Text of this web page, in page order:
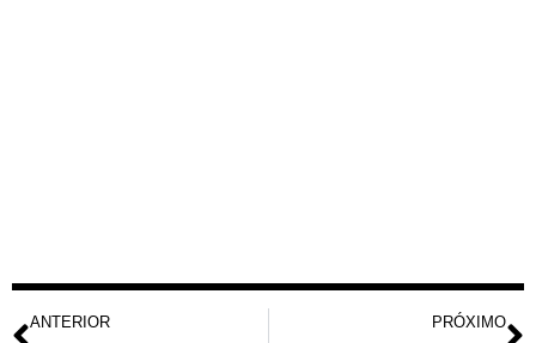
ANTERIOR PRÓXIMO